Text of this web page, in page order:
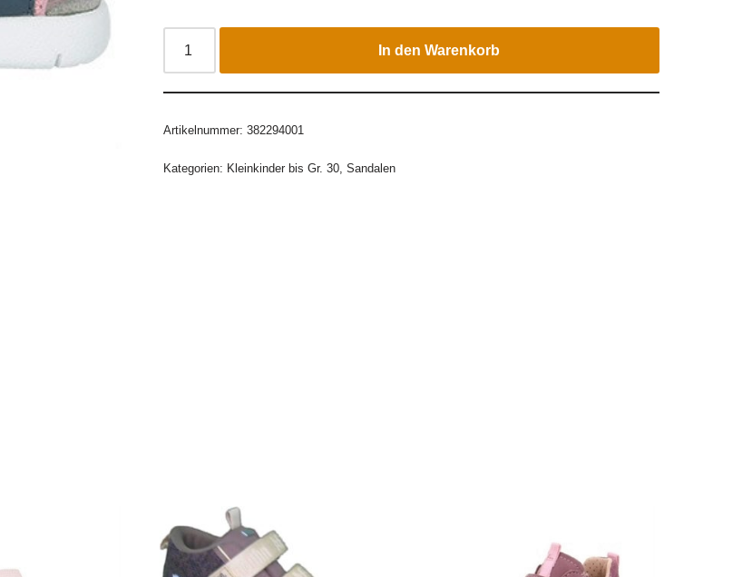
In den Warenkorb
Artikelnummer: 382294001
Kategorien: Kleinkinder bis Gr. 30, Sandalen